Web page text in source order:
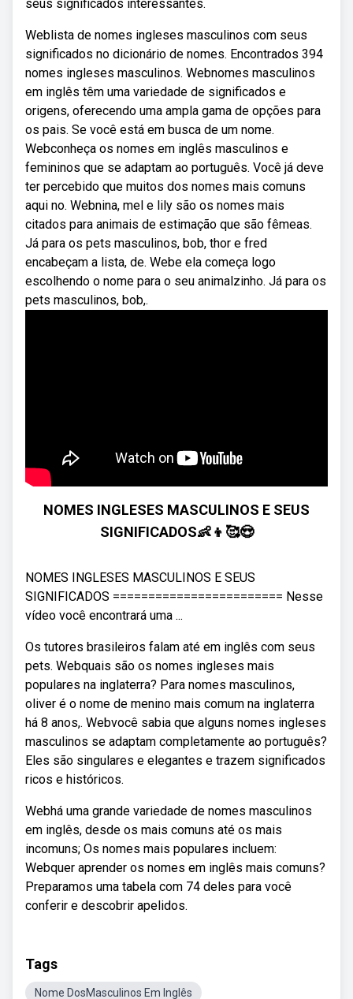
seus significados interessantes.
Weblista de nomes ingleses masculinos com seus
significados no dicionário de nomes. Encontrados 394
nomes ingleses masculinos. Webnomes masculinos
em inglês têm uma variedade de significados e
origens, oferecendo uma ampla gama de opções para
os pais. Se você está em busca de um nome.
Webconheça os nomes em inglês masculinos e
femininos que se adaptam ao português. Você já deve
ter percebido que muitos dos nomes mais comuns
aqui no. Webnina, mel e lily são os nomes mais
citados para animais de estimação que são fêmeas.
Já para os pets masculinos, bob, thor e fred
encabeçam a lista, de. Webe ela começa logo
escolhendo o nome para o seu animalzinho. Já para os
pets masculinos, bob,.
NOMES INGLESES MASCULINOS E SEUS
SIGNIFICADOS👶👦🥰😍
NOMES INGLESES MASCULINOS E SEUS
SIGNIFICADOS ======================== Nesse
vídeo você encontrará uma ...
Os tutores brasileiros falam até em inglês com seus
pets. Webquais são os nomes ingleses mais
populares na inglaterra? Para nomes masculinos,
oliver é o nome de menino mais comum na inglaterra
há 8 anos,. Webvocê sabia que alguns nomes ingleses
masculinos se adaptam completamente ao português?
Eles são singulares e elegantes e trazem significados
ricos e históricos.
Webhá uma grande variedade de nomes masculinos
em inglês, desde os mais comuns até os mais
incomuns; Os nomes mais populares incluem:
Webquer aprender os nomes em inglês mais comuns?
Preparamos uma tabela com 74 deles para você
conferir e descobrir apelidos.
Tags
Nome DosMasculinos Em Inglês